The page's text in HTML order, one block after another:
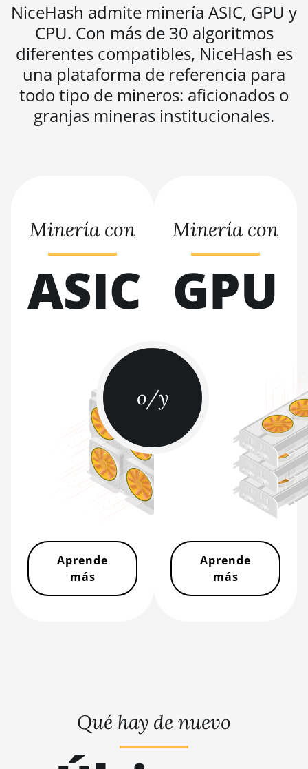
BITMAIN AntMiner S21+
BITMAIN AntMiner S21e
XP Hyd (430Th)
BITMAIN AntMiner S21e
XP Hyd 3U (860Th)
BITMAIN AntMiner S21j
BITMAIN AntMiner S9i
BITMAIN AntMiner S9k
BITMAIN AntMiner T15
BITMAIN AntMiner T17+
BITMAIN AntMiner T17e
BITMAIN AntMiner T9+
BITMAIN AntMiner Z11
BITMAIN AntMiner Z11e
BITMAIN AntMiner Z11j
BITMAIN AntMiner Z15
Pro
BITMAIN AntMiner Z15e
BITMAIN AntMiner Z15j
XP Hyd (255Th)
BITMAIN Antminer S19j
(100TH)
NiceHash admite minería ASIC, GPU y
CPU. Con más de 30 algoritmos
diferentes compatibles, NiceHash es
una plataforma de referencia para
todo tipo de mineros: aficionados o
granjas mineras institucionales.
o/y
Minería con
ASIC
Aprende
más
Minería con
GPU
Aprende
más
Qué hay de nuevo